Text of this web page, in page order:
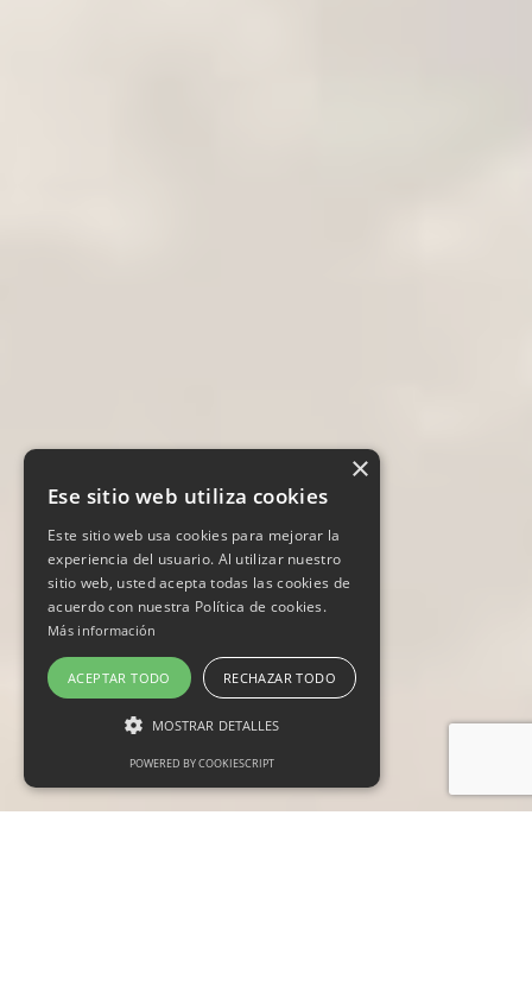
×
Ese sitio web utiliza cookies
Este sitio web usa cookies para mejorar la
experiencia del usuario. Al utilizar nuestro
sitio web, usted acepta todas las cookies de
acuerdo con nuestra Política de cookies.
Más información
ACEPTAR TODO RECHAZAR TODO
MOSTRAR DETALLES
POWERED BY COOKIESCRIPT